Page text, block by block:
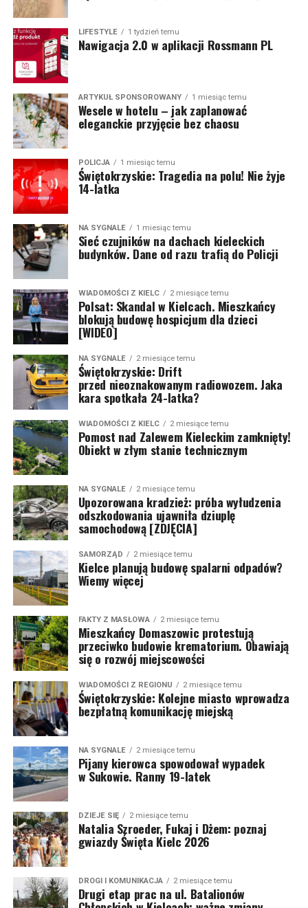
LIFESTYLE 1 tydzień temu
Nawigacja 2.0 w aplikacji Rossmann PL
ARTYKUŁ SPONSOROWANY 1 miesiąc temu
Wesele w hotelu – jak zaplanować
eleganckie przyjęcie bez chaosu
POLICJA 1 miesiąc temu
Świętokrzyskie: Tragedia na polu! Nie żyje
14-latka
NA SYGNALE 1 miesiąc temu
Sieć czujników na dachach kieleckich
budynków. Dane od razu trafią do Policji
WIADOMOŚCI Z KIELC 2 miesiące temu
Polsat: Skandal w Kielcach. Mieszkańcy
blokują budowę hospicjum dla dzieci
[WIDEO]
NA SYGNALE 2 miesiące temu
Świętokrzyskie: Drift
przed nieoznakowanym radiowozem. Jaka
kara spotkała 24-latka?
WIADOMOŚCI Z KIELC 2 miesiące temu
Pomost nad Zalewem Kieleckim zamknięty!
Obiekt w złym stanie technicznym
NA SYGNALE 2 miesiące temu
Upozorowana kradzież: próba wyłudzenia
odszkodowania ujawniła dziuplę
samochodową [ZDJĘCIA]
SAMORZĄD 2 miesiące temu
Kielce planują budowę spalarni odpadów?
Wiemy więcej
FAKTY Z MASŁOWA 2 miesiące temu
Mieszkańcy Domaszowic protestują
przeciwko budowie krematorium. Obawiają
się o rozwój miejscowości
WIADOMOŚCI Z REGIONU 2 miesiące temu
Świętokrzyskie: Kolejne miasto wprowadza
bezpłatną komunikację miejską
NA SYGNALE 2 miesiące temu
Pijany kierowca spowodował wypadek
w Sukowie. Ranny 19-latek
DZIEJE SIĘ 2 miesiące temu
Natalia Szroeder, Fukaj i Dżem: poznaj
gwiazdy Święta Kielc 2026
DROGI I KOMUNIKACJA 2 miesiące temu
Drugi etap prac na ul. Batalionów